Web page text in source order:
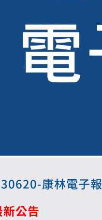
康林電子報
公告